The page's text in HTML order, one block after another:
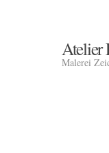
Atelier
Malerei